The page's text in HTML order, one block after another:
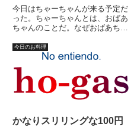
（Blog）
今日はちゃーちゃんが来る予定だ
った。ちゃーちゃんとは、おばあ
ちゃんのことだ。なぜおばあちゃ
ぶのかは定かではないが、地方に
よっては当たり前なのだろうか？
ちなみに妻の血統は南国徳之島。
私は群馬。競馬ブック風にいえ
ば...
今日のお料理
かなりスリリングな100円